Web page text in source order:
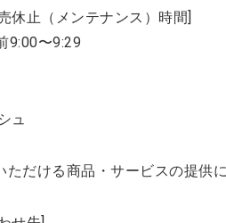
休止（メンテナンス）時間]
9:00〜9:29
ュ
ただける商品・サービスの提供